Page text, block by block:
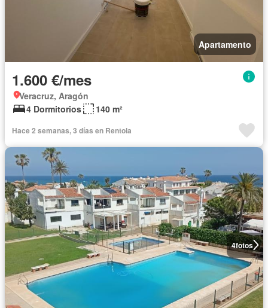
Apartamento
1.600 €/mes
Veracruz, Aragón
4 Dormitorios
140 m²
Hace 2 semanas, 3 días en Rentola
4fotos